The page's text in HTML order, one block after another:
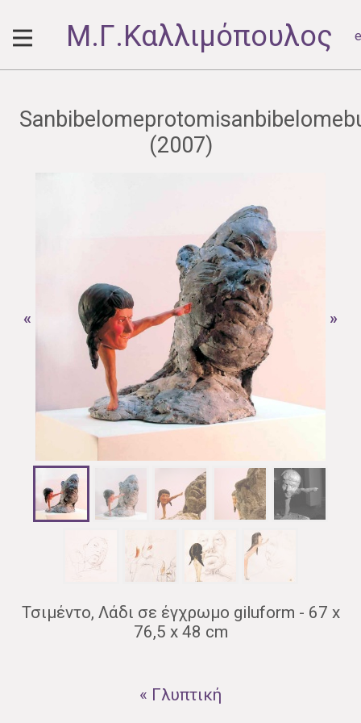
Μ.Γ.Καλλιμόπουλος
(2007)
« »
Τσιμέντο, Λάδι σε έγχρωμο giluform - 67 x
76,5 x 48 cm
« Γλυπτική